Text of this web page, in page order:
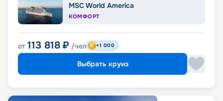
MSC World America
КОМФОРТ
от 113 818 ₽ /чел +1 000
Выбрать круиз